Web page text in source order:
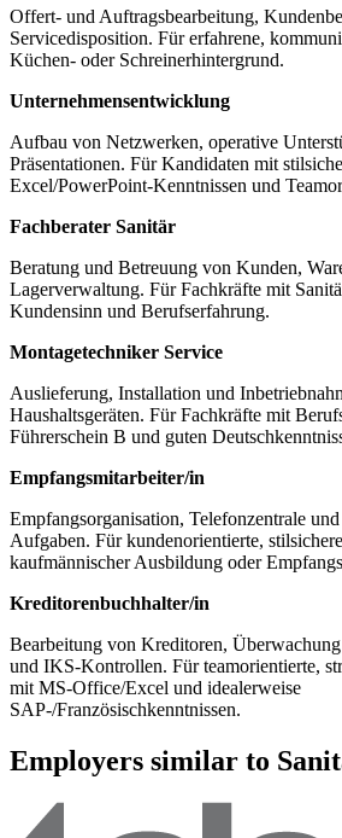
Offert- und Auftragsbearbeitung,
Servicedisposition. Für erfahrene,
Küchen- oder Schreinerhintergrund.
Unternehmensentwicklung
Aufbau von Netzwerken, operative
Präsentationen. Für Kandidaten mit
Excel/PowerPoint-Kenntnissen und
Fachberater Sanitär
Beratung und Betreuung von Kunden,
Lagerverwaltung. Für Fachkräfte mit
Kundensinn und Berufserfahrung.
Montagetechniker Service
Auslieferung, Installation und
Haushaltsgeräten. Für Fachkräfte mit
Führerschein B und guten
Empfangsmitarbeiter/in
Empfangsorganisation, Telefonzentrale
Aufgaben. Für kundenorientierte,
kaufmännischer Ausbildung oder
Kreditorenbuchhalter/in
Bearbeitung von Kreditoren,
und IKS-Kontrollen. Für teamorientierte,
mit MS‑Office/Excel und idealerweise
SAP‑/Französischkenntnissen.
Employers similar to